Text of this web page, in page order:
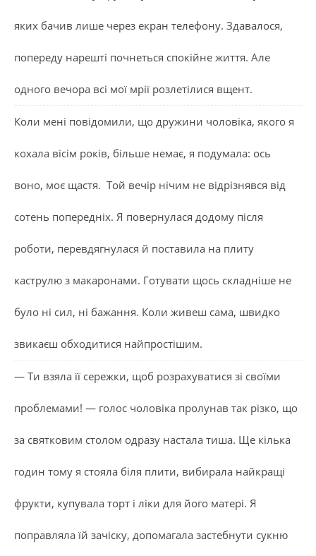
яких бачив лише через екран телефону. Здавалося,
попереду нарешті почнеться спокійне життя. Але
одного вечора всі мої мрії розлетілися вщент.
Коли мені повідомили, що дружини чоловіка, якого я
кохала вісім років, більше немає, я подумала: ось
воно, моє щастя. Той вечір нічим не відрізнявся від
сотень попередніх. Я повернулася додому після
роботи, перевдягнулася й поставила на плиту
каструлю з макаронами. Готувати щось складніше не
було ні сил, ні бажання. Коли живеш сама, швидко
звикаєш обходитися найпростішим.
— Ти взяла її сережки, щоб розрахуватися зі своїми
проблемами! — голос чоловіка пролунав так різко, що
за святковим столом одразу настала тиша. Ще кілька
годин тому я стояла біля плити, вибирала найкращі
фрукти, купувала торт і ліки для його матері. Я
поправляла їй зачіску, допомагала застебнути сукню